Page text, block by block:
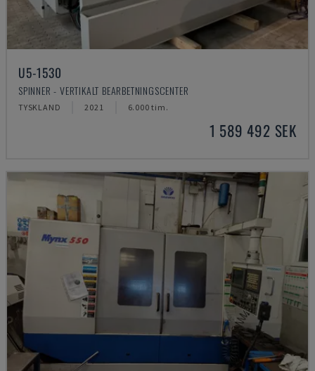
U5-1530
SPINNER - VERTIKALT BEARBETNINGSCENTER
TYSKLAND 2021 6.000 tim.
1 589 492 SEK